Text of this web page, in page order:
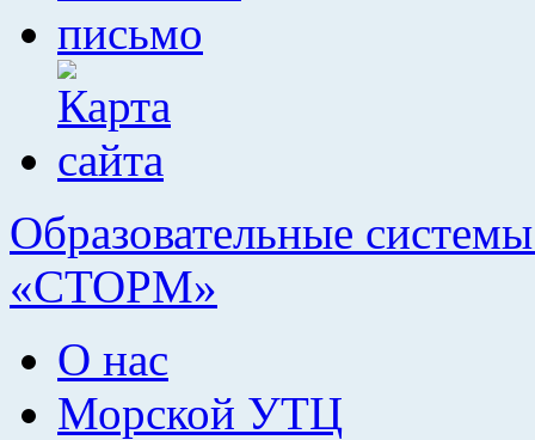
Образовательные
«СТОРМ»
О нас
Морской УТЦ